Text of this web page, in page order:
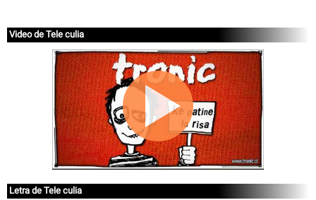
Video de Tele culia
Letra de Tele culia